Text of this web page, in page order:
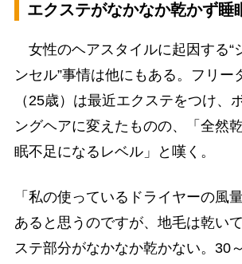
エクステがなかなか乾かず睡
女性のヘアスタイルに起因する“
ンセル”事情は他にもある。フリー
（25歳）は最近エクステをつけ、
ングヘアに変えたものの、「全然
眠不足になるレベル」と嘆く。
「私の使っているドライヤーの風
あると思うのですが、地毛は乾い
ステ部分がなかなか乾かない。30